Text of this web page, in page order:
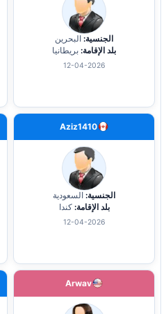
الجنسية: البحرين
بلد الإقامة: بريطانيا
12-04-2026
Aziz1410
الجنسية: السعودية
بلد الإقامة: كندا
12-04-2026
Arwav